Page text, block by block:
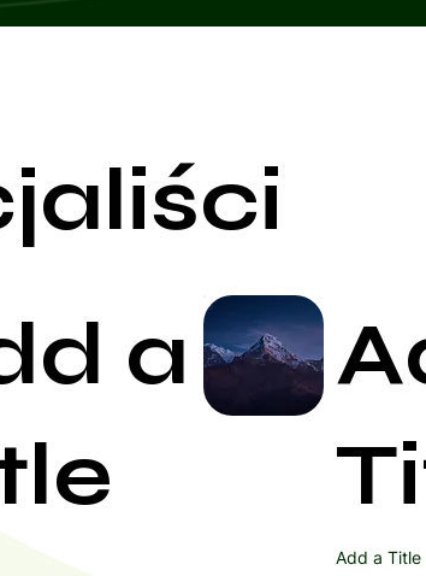
a
Add a Title